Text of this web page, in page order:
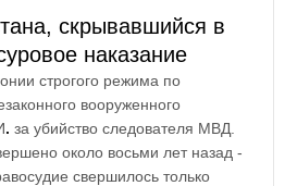
скрывавшийся в
наказание
строгого режима по
вооруженного
. за убийство следователя МВД.
около восьми лет назад -
свершилось только